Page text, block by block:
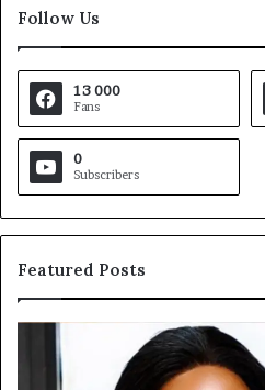
Follow Us
13 000
Fans
0
Subscribers
Featured Posts
Business